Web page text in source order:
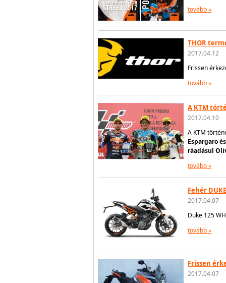
tovább »
THOR
2017.04.12
Frissen
tovább »
A KTM
2017.04.10
A KTM
Espargaro
ráadásul
tovább »
Fehér
2017.04.07
Duke 125
tovább »
Frissen
2017.04.07